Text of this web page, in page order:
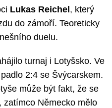
Lukas Reichel, který
do zámoří. Teoreticky
duelu.
turnaj i Lotyšsko. Ve
2:4 se Švýcarskem.
může být fakt, že se
zatímco Německo mělo